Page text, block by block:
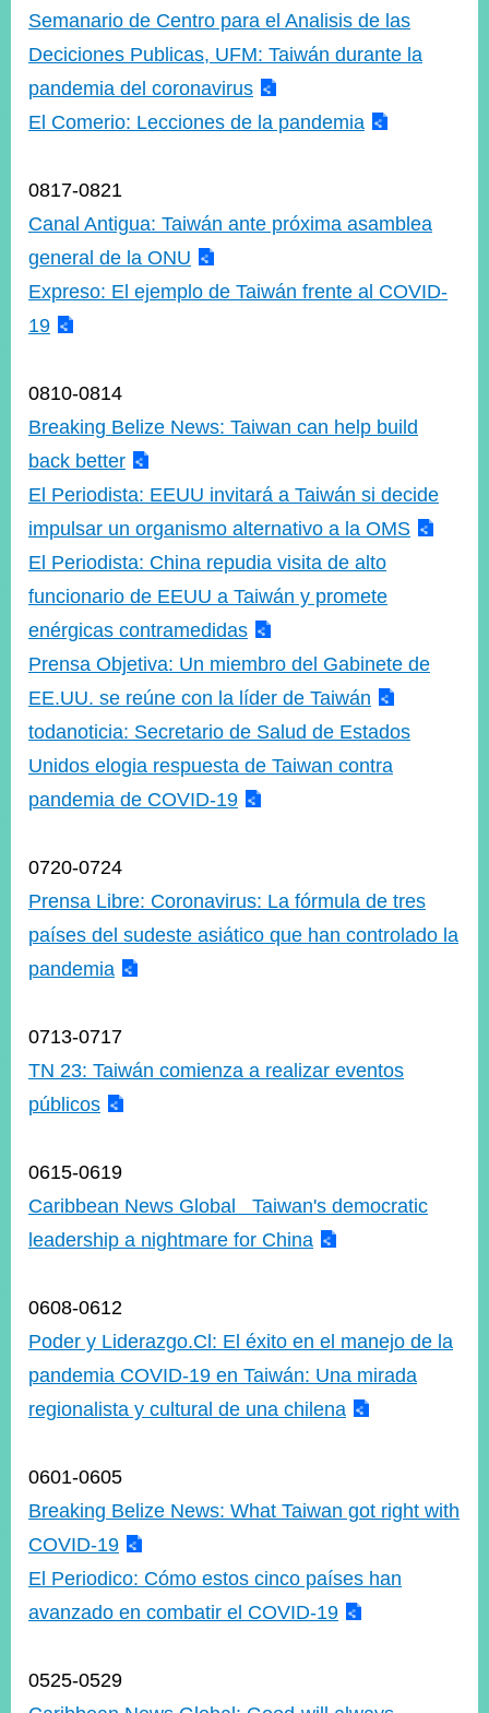
Semanario de Centro para el Analisis de las
Deciciones Publicas, UFM: Taiwán durante la
pandemia del coronavirus
El Comerio: Lecciones de la pandemia
0817-0821
Canal Antigua: Taiwán ante próxima asamblea
general de la ONU
Expreso: El ejemplo de Taiwán frente al COVID-
19
0810-0814
Breaking Belize News: Taiwan can help build
back better
El Periodista: EEUU invitará a Taiwán si decide
impulsar un organismo alternativo a la OMS
El Periodista: China repudia visita de alto
funcionario de EEUU a Taiwán y promete
enérgicas contramedidas
Prensa Objetiva: Un miembro del Gabinete de
EE.UU. se reúne con la líder de Taiwán
todanoticia: Secretario de Salud de Estados
Unidos elogia respuesta de Taiwan contra
pandemia de COVID-19
0720-0724
Prensa Libre: Coronavirus: La fórmula de tres
países del sudeste asiático que han controlado la
pandemia
0713-0717
TN 23: Taiwán comienza a realizar eventos
públicos
0615-0619
Caribbean News Global Taiwan's democratic
leadership a nightmare for China
0608-0612
Poder y Liderazgo.Cl: El éxito en el manejo de la
pandemia COVID-19 en Taiwán: Una mirada
regionalista y cultural de una chilena
0601-0605
Breaking Belize News: What Taiwan got right with
COVID-19
El Periodico: Cómo estos cinco países han
avanzado en combatir el COVID-19
0525-0529